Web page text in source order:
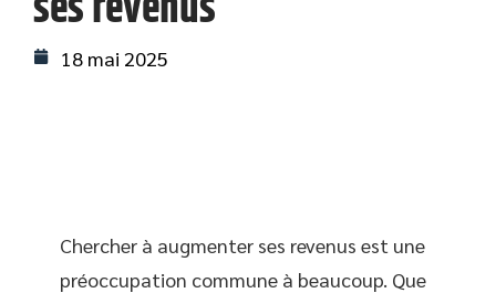
18 mai 2025
Chercher à augmenter ses revenus est une
préoccupation commune à beaucoup. Que